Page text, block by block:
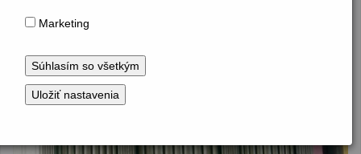
Marketing